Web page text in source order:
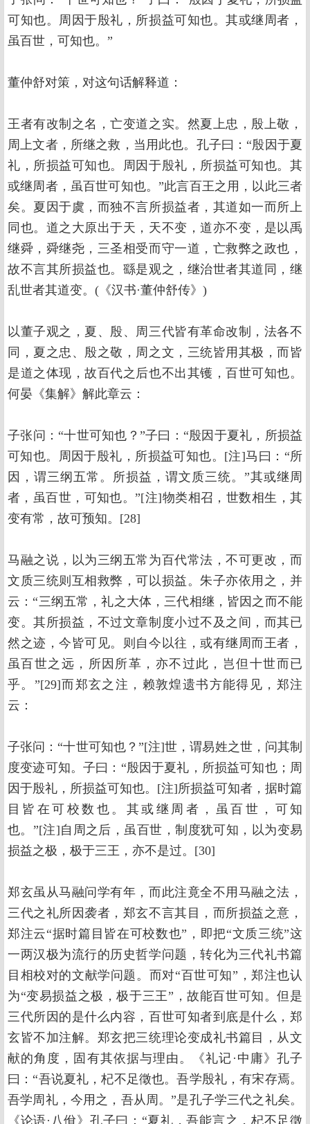
可知也。周因于殷礼，所损益可知也。其或继周者，
虽百世，可知也。”
董仲舒对策，对这句话解释道：
王者有改制之名，亡变道之实。然夏上忠，殷上敬，
周上文者，所继之救，当用此也。孔子曰：“殷因于夏
礼，所损益可知也。周因于殷礼，所损益可知也。其
或继周者，虽百世可知也。”此言百王之用，以此三者
矣。夏因于虞，而独不言所损益者，其道如一而所上
同也。道之大原出于天，天不变，道亦不变，是以禹
继舜，舜继尧，三圣相受而守一道，亡救弊之政也，
故不言其所损益也。繇是观之，继治世者其道同，继
乱世者其道变。(《汉书·董仲舒传》)
以董子观之，夏、殷、周三代皆有革命改制，法各不
同，夏之忠、殷之敬，周之文，三统皆用其极，而皆
是道之体现，故百代之后也不出其镬，百世可知也。
何晏《集解》解此章云：
子张问：“十世可知也？”子曰：“殷因于夏礼，所损益
可知也。周因于殷礼，所损益可知也。[注]马曰：“所
因，谓三纲五常。所损益，谓文质三统。”其或继周
者，虽百世，可知也。”[注]物类相召，世数相生，其
变有常，故可预知。[28]
马融之说，以为三纲五常为百代常法，不可更改，而
文质三统则互相救弊，可以损益。朱子亦依用之，并
云：“三纲五常，礼之大体，三代相继，皆因之而不能
变。其所损益，不过文章制度小过不及之间，而其已
然之迹，今皆可见。则自今以往，或有继周而王者，
虽百世之远，所因所革，亦不过此，岂但十世而已
乎。”[29]而郑玄之注，赖敦煌遗书方能得见，郑注
云：
子张问：“十世可知也？”[注]世，谓易姓之世，问其制
度变迹可知。子曰：“殷因于夏礼，所损益可知也；周
因于殷礼，所损益可知也。[注]所损益可知者，据时篇
目皆在可校数也。其或继周者，虽百世，可知
也。”[注]自周之后，虽百世，制度犹可知，以为变易
损益之极，极于三王，亦不是过。[30]
郑玄虽从马融问学有年，而此注竟全不用马融之法，
三代之礼所因袭者，郑玄不言其目，而所损益之意，
郑注云“据时篇目皆在可校数也”，即把“文质三统”这
一两汉极为流行的历史哲学问题，转化为三代礼书篇
目相校对的文献学问题。而对“百世可知”，郑注也认
为“变易损益之极，极于三王”，故能百世可知。但是
三代所因的是什么内容，百世可知者到底是什么，郑
玄皆不加注解。郑玄把三统理论变成礼书篇目，从文
献的角度，固有其依据与理由。《礼记·中庸》孔子
曰：“吾说夏礼，杞不足徵也。吾学殷礼，有宋存焉。
吾学周礼，今用之，吾从周。”是孔子学三代之礼矣。
《论语·八佾》孔子曰：“夏礼，吾能言之，杞不足徵